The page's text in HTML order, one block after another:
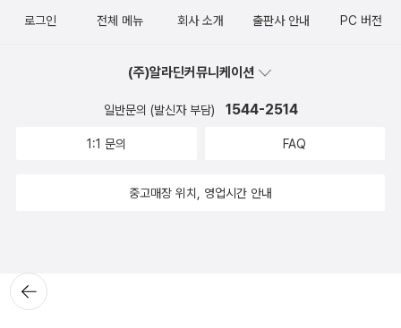
뒤로가
기
로그인 전체 메뉴 회사 소개 출판사 안내 PC 버전
(주)알라딘커뮤니케이션
일반문의 (발신자 부담) 1544-2514
1:1 문의 FAQ
중고매장 위치, 영업시간 안내